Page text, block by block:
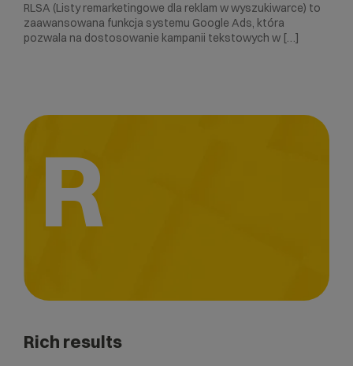
RLSA (Listy remarketingowe dla reklam w wyszukiwarce) to
zaawansowana funkcja systemu Google Ads, która
pozwala na dostosowanie kampanii tekstowych w […]
R
Rich results